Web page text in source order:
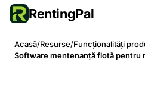
RentingPal
Acasă/Resurse/Funcționalități
Software mentenanță flotă pentru